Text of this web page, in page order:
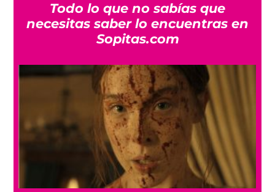
Todo lo que no sabías que
necesitas saber lo encuentras en
Sopitas.com